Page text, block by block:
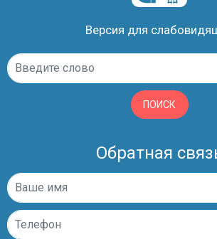
Версия для
ПОИСК
Обратная